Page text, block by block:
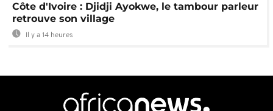
Côte d'Ivoire : Djidji Ayokwe, le tambour parleur
retrouve son village
Il y a 14 heures